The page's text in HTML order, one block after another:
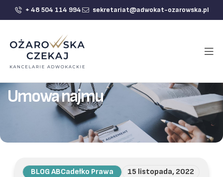
+ 48 504 114 994 sekretariat@adwokat-ozarowska.pl
Umowa najmu
BLOG ABCadełko Prawa 15 listopada, 2022